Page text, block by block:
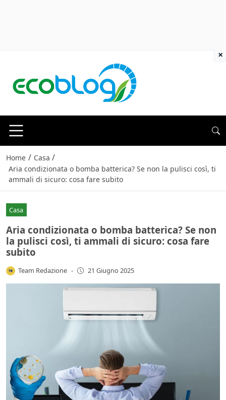
Home / Casa /
Aria condizionata o bomba batterica? Se non la pulisci così, ti
ammali di sicuro: cosa fare subito
Casa
Aria condizionata o bomba batterica? Se non
la pulisci così, ti ammali di sicuro: cosa fare
subito
Team Redazione - 21 Giugno 2025
×